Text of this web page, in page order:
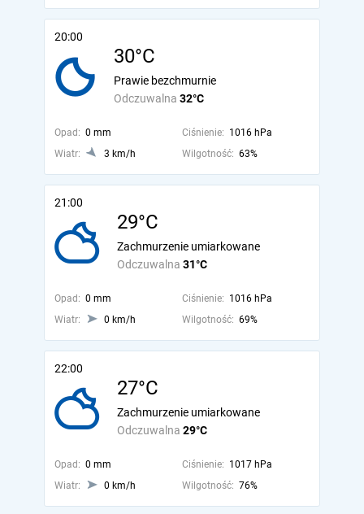
20:00
30°C
Odczuwalna 32°C
Prawie bezchmurnie
Opad: 0 mm Ciśnienie: 1016 hPa
Wiatr:
3 km/h Wilgotność: 63%
21:00
29°C
Odczuwalna 31°C
Zachmurzenie umiarkowane
Opad: 0 mm Ciśnienie: 1016 hPa
Wiatr:
0 km/h Wilgotność: 69%
22:00
27°C
Odczuwalna 29°C
Zachmurzenie umiarkowane
Opad: 0 mm Ciśnienie: 1017 hPa
Wiatr:
0 km/h Wilgotność: 76%